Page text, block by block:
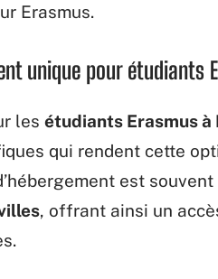
Erasmus.
unique pour étudiants
les étudiants Erasmus à
qui rendent cette
est
, offrant ainsi un